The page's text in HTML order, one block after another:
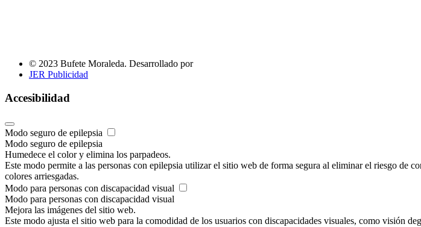
© 2023 Bufete Moraleda. Desarrollado por
JER Publicidad
Accesibilidad
Modo seguro de epilepsia
Modo seguro de epilepsia
Humedece el color y elimina los parpadeos.
Este modo permite a las personas con epilepsia utilizar el sitio web de forma segura al eliminar el riesgo de
colores arriesgadas.
Modo para personas con discapacidad visual
Modo para personas con discapacidad visual
Mejora las imágenes del sitio web.
Este modo ajusta el sitio web para la comodidad de los usuarios con discapacidades visuales, como visión